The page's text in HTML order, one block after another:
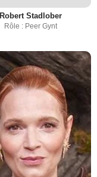
Robert Stadlober
Rôle : Peer Gynt